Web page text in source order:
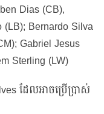
Dias (CB),
Bernardo Silva
Gabriel Jesus
Sterling (LW)
ដែលអាចប្រើប្រាស់